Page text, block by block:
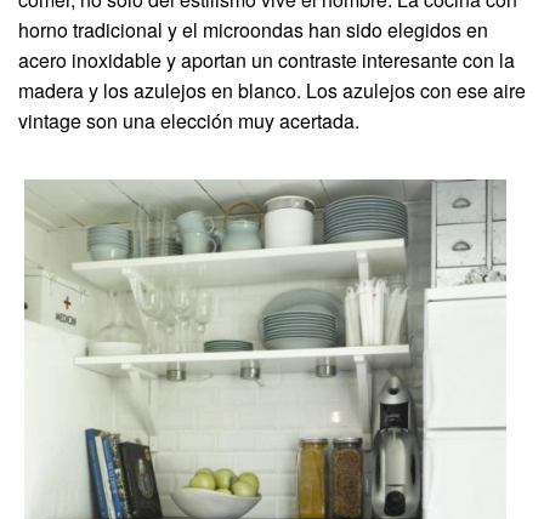
horno tradicional y el microondas han sido elegidos en
acero inoxidable y aportan un contraste interesante con la
madera y los azulejos en blanco. Los azulejos con ese aire
vintage son una elección muy acertada.